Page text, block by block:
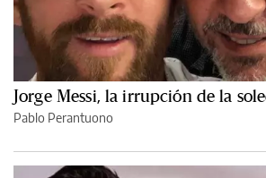
Jorge Messi, la irrupción de la
Pablo Perantuono